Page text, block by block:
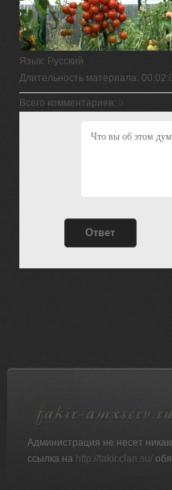
Язык: Русский
Длительность материала:
Всего комментариев:
Администрация не несет
ссылка на http://fakir.clan.su/